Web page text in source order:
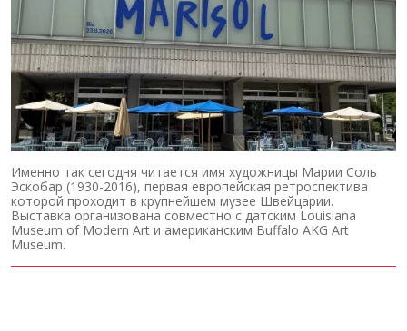
Именно так сегодня читается имя художницы Марии Соль
Эскобар (1930-2016), первая европейская ретроспектива
которой проходит в крупнейшем музее Швейцарии.
Выставка организована совместно с датским Louisiana
Museum of Modern Art и американским Buffalo AKG Art
Museum.